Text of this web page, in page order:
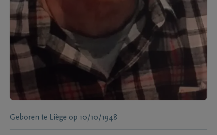
Geboren te Liège op 10/10/1948